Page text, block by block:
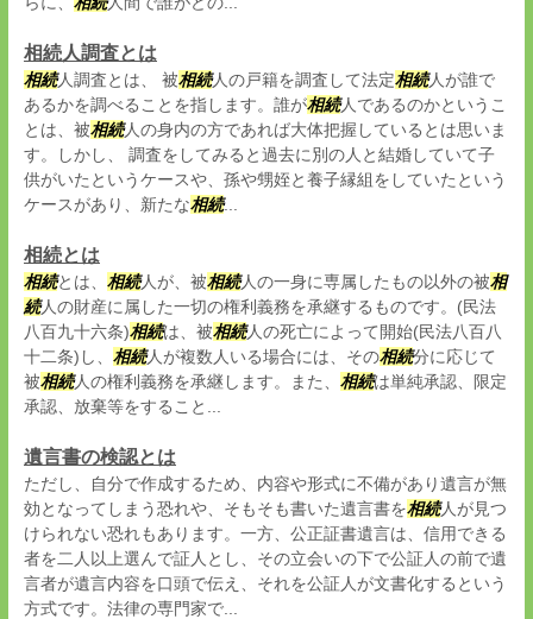
相続人調査とは
相続人調査とは、 被相続人の戸籍を調査して法定相続人が誰で
あるかを調べることを指します。誰が相続人であるのかというこ
とは、被相続人の身内の方であれば大体把握しているとは思いま
す。しかし、 調査をしてみると過去に別の人と結婚していて子
供がいたというケースや、孫や甥姪と養子縁組をしていたという
ケースがあり、新たな相続...
相続とは
相続とは、 相続人が、被相続人の一身に専属したもの以外の被相
続人の財産に属した一切の権利義務を承継するものです。(民法
八百九十六条)相続は、被相続人の死亡によって開始(民法八百八
十二条)し、 相続人が複数人いる場合には、その相続分に応じて
被相続人の権利義務を承継します。また、 相続は単純承認、限定
承認、放棄等をすること...
遺言書の検認とは
ただし、自分で作成するため、内容や形式に不備があり遺言が無
効となってしまう恐れや、そもそも書いた遺言書を相続人が見つ
けられない恐れもあります。一方、公正証書遺言は、信用できる
者を二人以上選んで証人とし、その立会いの下で公証人の前で遺
言者が遺言内容を口頭で伝え、それを公証人が文書化するという
方式です。法律の専門家で...